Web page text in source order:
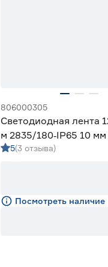
806000305
Светодиодная лента
м 2835/180‑IP65 10
м Geniled
5(3 отзыва)
Посмотреть наличие